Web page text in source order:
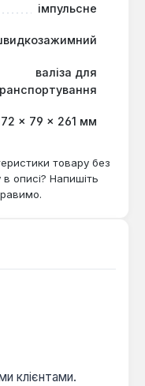
Makita
ремонті,
виробництві.
у деревині
а також для
забезпечуючи
імпульсне
валіза для
× 79 × 261 мм
товару без
описі? Напишіть
клієнтами.